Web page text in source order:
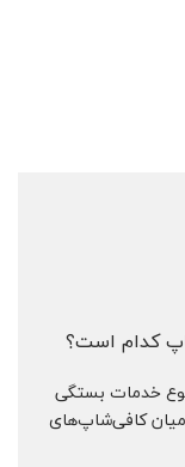
کدام است؟
خدمات بستگی
میان کافی‌شاپ‌های